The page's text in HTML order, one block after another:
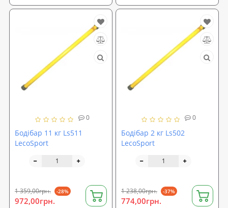
0
Бодібар 11 кг Ls511
LecoSport
1 359,00грн. -28%
972,00грн.
0
Бодібар 2 кг Ls502
LecoSport
1 238,00грн. -37%
774,00грн.